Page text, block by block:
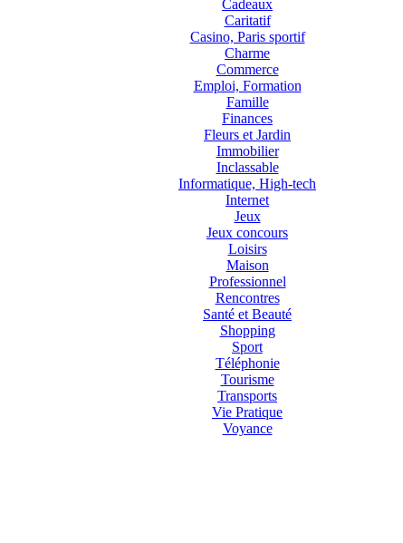
Cadeaux
Caritatif
Casino, Paris sportif
Charme
Commerce
Emploi, Formation
Famille
Finances
Fleurs et Jardin
Immobilier
Inclassable
Informatique, High-tech
Internet
Jeux
Jeux concours
Loisirs
Maison
Professionnel
Rencontres
Santé et Beauté
Shopping
Sport
Téléphonie
Tourisme
Transports
Vie Pratique
Voyance